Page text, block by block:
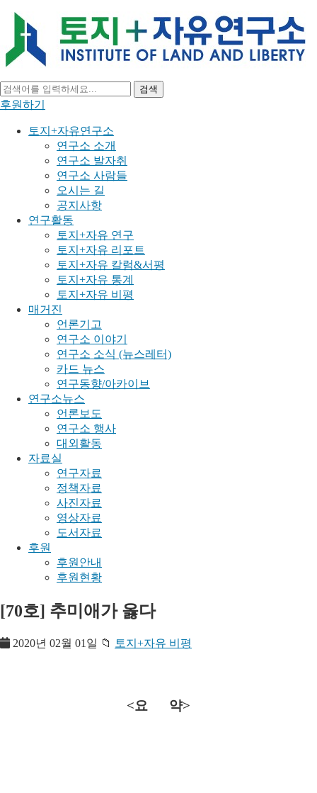
검색
후원하기
토지+자유연구소
연구소 소개
연구소 발자취
연구소 사람들
오시는 길
공지사항
연구활동
토지+자유 연구
토지+자유 리포트
토지+자유 칼럼&서평
토지+자유 통계
토지+자유 비평
매거진
언론기고
연구소 이야기
연구소 소식 (뉴스레터)
카드 뉴스
연구동향/아카이브
연구소뉴스
언론보도
연구소 행사
대외활동
자료실
연구자료
정책자료
사진자료
영상자료
도서자료
후원
후원안내
후원현황
[70호] 추미애가 옳다
2020년 02월 01일 📁 토지+자유 비평
<요 약>